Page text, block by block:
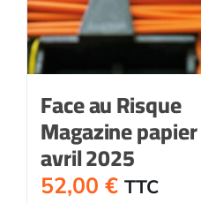
Face au Risque
Magazine
avril 2025
52,00 € TTC